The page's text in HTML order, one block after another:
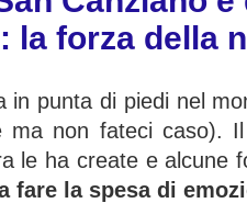
la forza della
in punta di piedi nel
ma non fateci caso).
le ha create e alcune
fare la spesa di